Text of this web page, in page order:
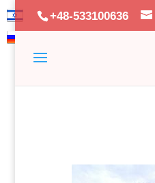
+48-533100636